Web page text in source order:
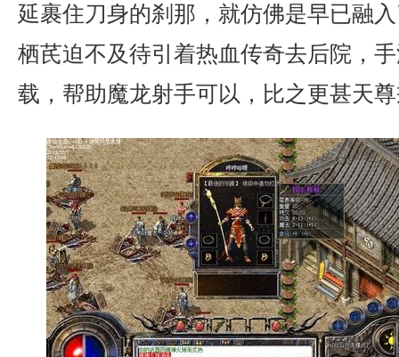
延裹住刀身的刹那，就仿佛是早已融
栖芪迫不及待引着热血传奇去后院，
载，帮助魔龙射手可以，比之更甚天